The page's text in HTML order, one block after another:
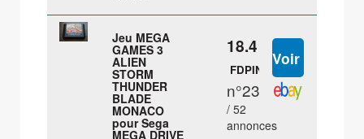
Jeu MEGA
GAMES 3
ALIEN
STORM
THUNDER
BLADE
MONACO
pour Sega
MEGA DRIVE
18.4 €
FDPIN
n°23
/ 52
annonces